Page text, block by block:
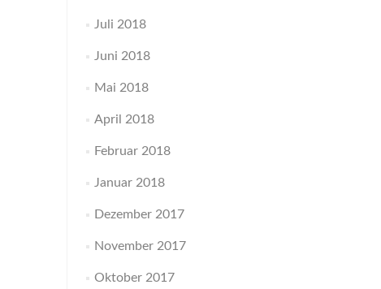
Juli 2018
Juni 2018
Mai 2018
April 2018
Februar 2018
Januar 2018
Dezember 2017
November 2017
Oktober 2017